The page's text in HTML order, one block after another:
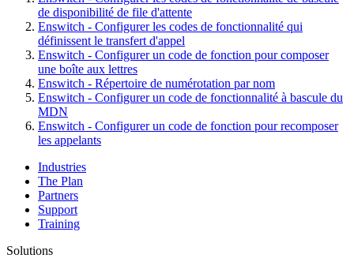
de disponibilité de file d'attente
Enswitch - Configurer les codes de fonctionnalité qui
définissent le transfert d'appel
Enswitch - Configurer un code de fonction pour composer
une boîte aux lettres
Enswitch - Répertoire de numérotation par nom
Enswitch - Configurer un code de fonctionnalité à bascule du
MDN
Enswitch - Configurer un code de fonction pour recomposer
les appelants
Industries
The Plan
Partners
Support
Training
Solutions